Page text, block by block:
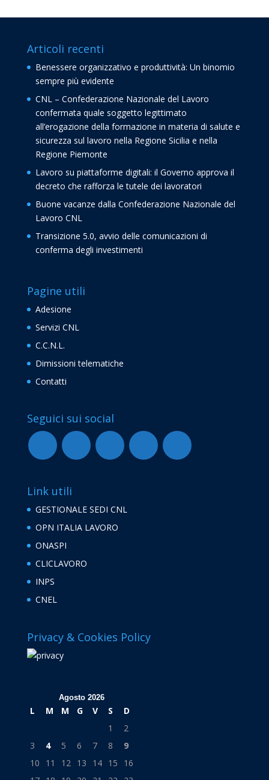
Articoli recenti
Benessere organizzativo e produttività: Un binomio
sempre più evidente
CNL – Confederazione Nazionale del Lavoro
confermata quale soggetto legittimato
all’erogazione della formazione in materia di salute e
sicurezza sul lavoro nella Regione Sicilia e nella
Regione Piemonte
Lavoro su piattaforme digitali: il Governo approva il
decreto che rafforza le tutele dei lavoratori
Buone vacanze dalla Confederazione Nazionale del
Lavoro CNL
Transizione 5.0, avvio delle comunicazioni di
conferma degli investimenti
Pagine utili
Adesione
Servizi CNL
C.C.N.L.
Dimissioni telematiche
Contatti
Seguici sui social
Link utili
GESTIONALE SEDI CNL
OPN ITALIA LAVORO
ONASPI
CLICLAVORO
INPS
CNEL
Privacy & Cookies Policy
Agosto 2026
L M M G V S
D
1
2
3
4 5 6 7 8
9
10
11 12 13 14 15
16